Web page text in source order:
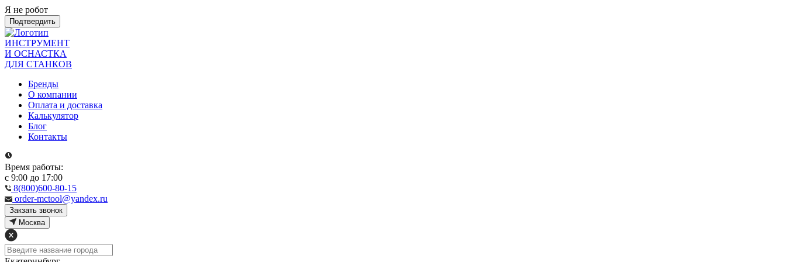
Я не робот
Подтвердить
ИНСТРУМЕНТ
И ОСНАСТКА
ДЛЯ СТАНКОВ
Бренды
О компании
Оплата и доставка
Калькулятор
Блог
Контакты
Время работы:
с 9:00 до 17:00
8(800)600-80-15
order-mctool@yandex.ru
Закзать звонок
Москва